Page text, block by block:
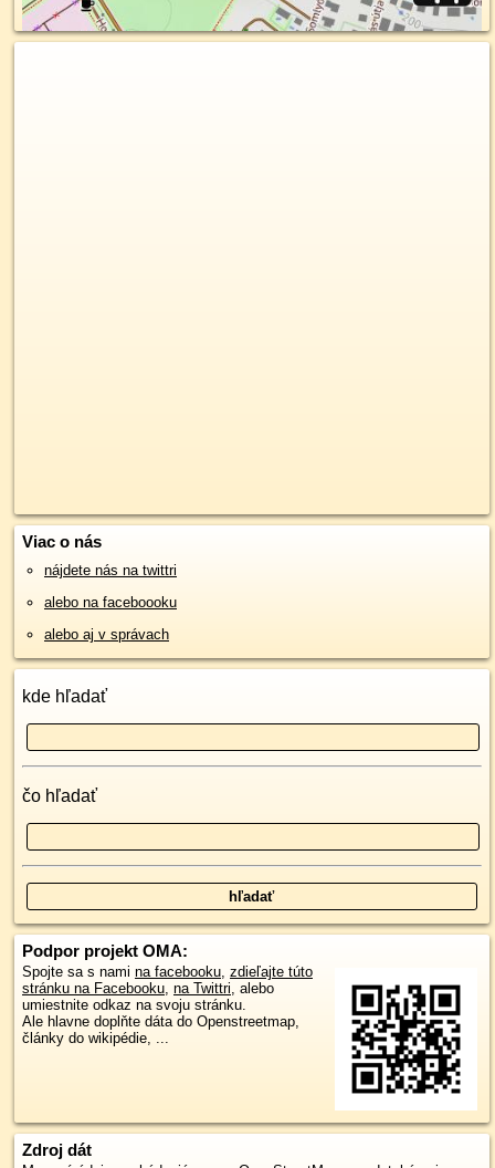
Viac o nás
nájdete nás na twittri
alebo na faceboooku
alebo aj v správach
kde hľadať
čo hľadať
Podpor projekt OMA:
Spojte sa s nami na facebooku, zdieľajte túto
stránku na Facebooku, na Twittri, alebo
umiestnite odkaz na svoju stránku.
Ale hlavne doplňte dáta do Openstreetmap,
články do wikipédie, ...
Zdroj dát